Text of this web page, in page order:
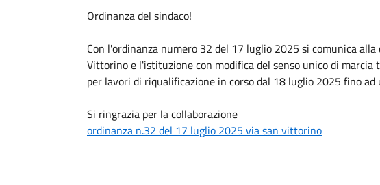
Ordinanza del sindaco!
Con l'ordinanza numero 32 del 17 luglio 2025 si comunica
Vittorino e l'istituzione con modifica del senso unico di
per lavori di riqualificazione in corso dal 18 luglio 2025 fino
Si ringrazia per la collaborazione
ordinanza n.32 del 17 luglio 2025 via san vittorino